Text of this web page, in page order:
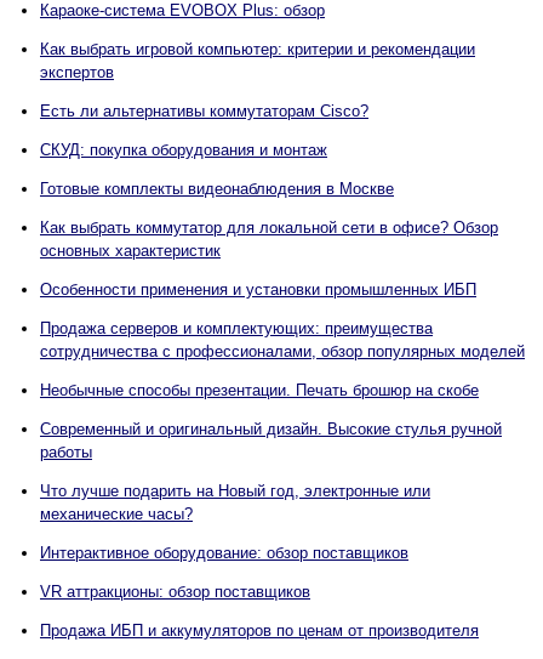
Караоке-система EVOBOX Plus: обзор
Как выбрать игровой компьютер: критерии и рекомендации
экспертов
Есть ли альтернативы коммутаторам Cisco?
СКУД: покупка оборудования и монтаж
Готовые комплекты видеонаблюдения в Москве
Как выбрать коммутатор для локальной сети в офисе? Обзор
основных характеристик
Особенности применения и установки промышленных ИБП
Продажа серверов и комплектующих: преимущества
сотрудничества с профессионалами, обзор популярных моделей
Необычные способы презентации. Печать брошюр на скобе
Современный и оригинальный дизайн. Высокие стулья ручной
работы
Что лучше подарить на Новый год, электронные или
механические часы?
Интерактивное оборудование: обзор поставщиков
VR аттракционы: обзор поставщиков
Продажа ИБП и аккумуляторов по ценам от производителя